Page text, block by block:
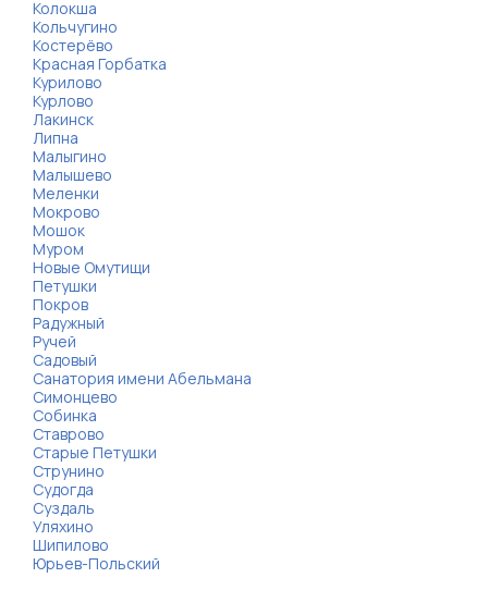
Колокша
Кольчугино
Костерёво
Красная Горбатка
Курилово
Курлово
Лакинск
Липна
Малыгино
Малышево
Меленки
Мокрово
Мошок
Муром
Новые Омутищи
Петушки
Покров
Радужный
Ручей
Садовый
Санатория имени Абельмана
Симонцево
Собинка
Ставрово
Старые Петушки
Струнино
Судогда
Суздаль
Уляхино
Шипилово
Юрьев-Польский